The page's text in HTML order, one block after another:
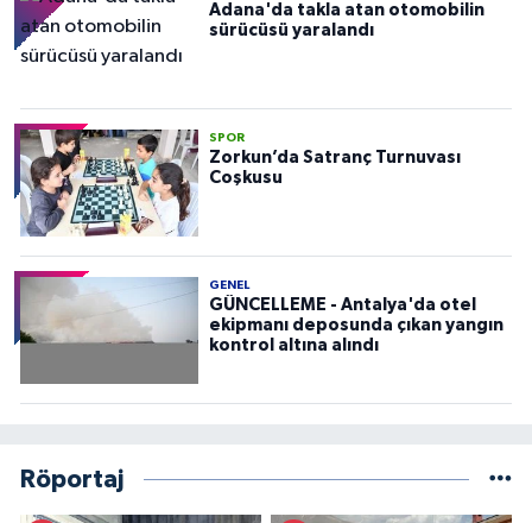
Adana'da takla atan otomobilin
sürücüsü yaralandı
SPOR
Zorkun’da Satranç Turnuvası
Coşkusu
GENEL
GÜNCELLEME - Antalya'da otel
ekipmanı deposunda çıkan yangın
kontrol altına alındı
Röportaj